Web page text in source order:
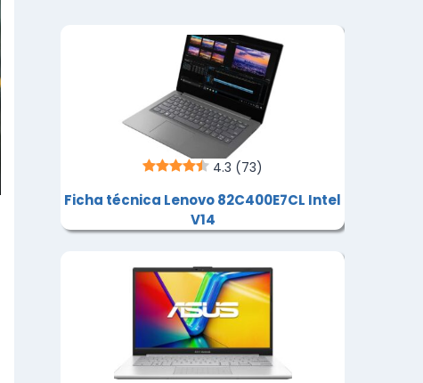
4.3 (73)
Ficha técnica Lenovo 82C400E7CL Intel
V14